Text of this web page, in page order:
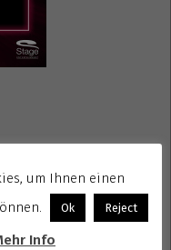
um Ihnen einen
Ok Reject
Info